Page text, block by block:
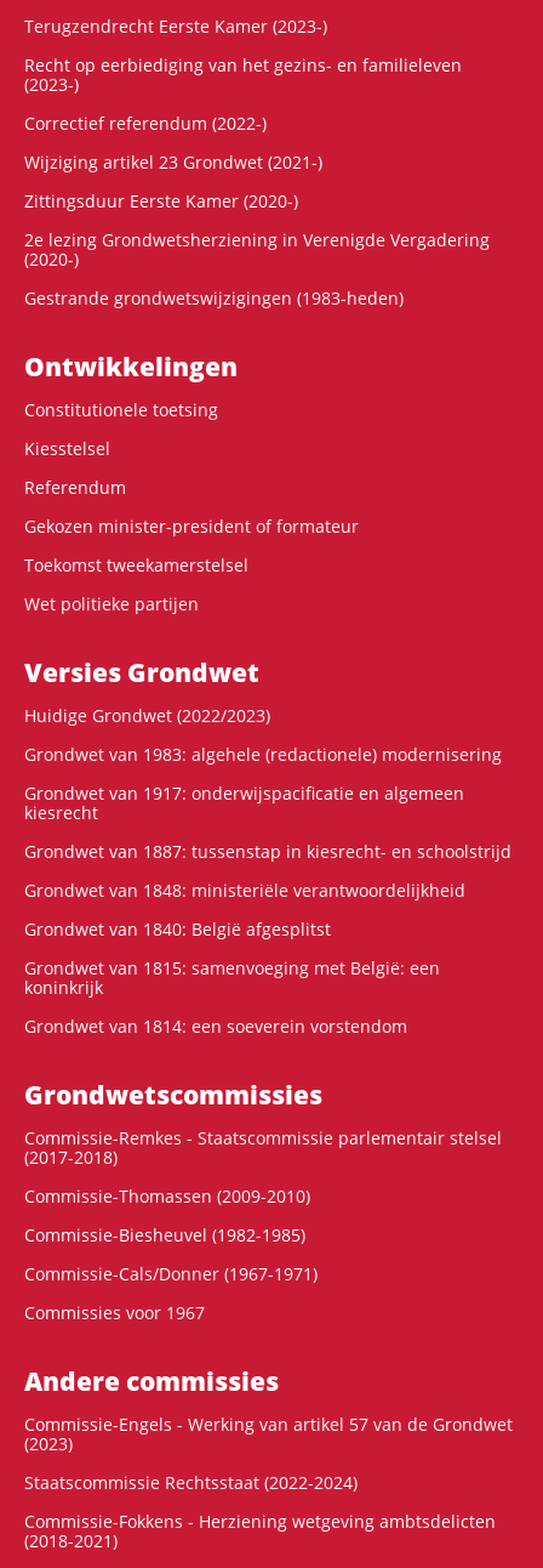
Terugzendrecht Eerste Kamer (2023-)
Recht op eerbiediging van het gezins- en familieleven
(2023-)
Correctief referendum (2022-)
Wijziging artikel 23 Grondwet (2021-)
Zittingsduur Eerste Kamer (2020-)
2e lezing Grondwetsherziening in Verenigde Vergadering
(2020-)
Gestrande grondwetswijzigingen (1983-heden)
Ontwikke­lingen
Constitutionele toetsing
Kiesstelsel
Referendum
Gekozen minister-president of formateur
Toekomst tweekamerstelsel
Wet politieke partijen
Versies Grondwet
Huidige Grondwet (2022/2023)
Grondwet van 1983: algehele (redactionele) modernisering
Grondwet van 1917: onderwijspacificatie en algemeen
kiesrecht
Grondwet van 1887: tussenstap in kiesrecht- en schoolstrijd
Grondwet van 1848: ministeriële verantwoordelijkheid
Grondwet van 1840: België afgesplitst
Grondwet van 1815: samenvoeging met België: een
koninkrijk
Grondwet van 1814: een soeverein vorstendom
Grondwets­commissies
Commissie-Remkes - Staatscommissie parlementair stelsel
(2017-2018)
Commissie-Thomassen (2009-2010)
Commissie-Biesheuvel (1982-1985)
Commissie-Cals/Donner (1967-1971)
Commissies voor 1967
Andere commissies
Commissie-Engels - Werking van artikel 57 van de Grondwet
(2023)
Staatscommissie Rechtsstaat (2022-2024)
Commissie-Fokkens - Herziening wetgeving ambtsdelicten
(2018-2021)